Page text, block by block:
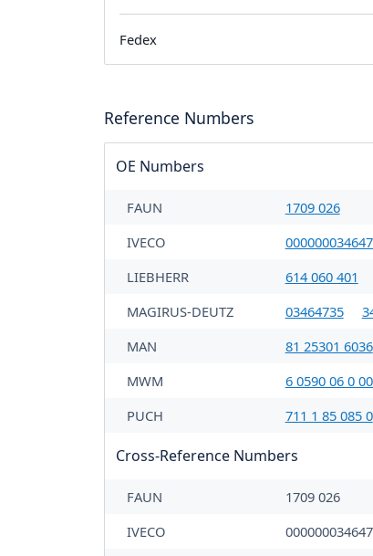
Fedex
Reference Numbers
OE Numbers
FAUN
1709 026
IVECO
LIEBHERR
614 060 401
MAGIRUS-DEUTZ
03464735
MAN
81 25301 6036
MWM
6 0590 06 0
PUCH
711 1 85 085 0
Cross-Reference Numbers
FAUN
1709 026
IVECO